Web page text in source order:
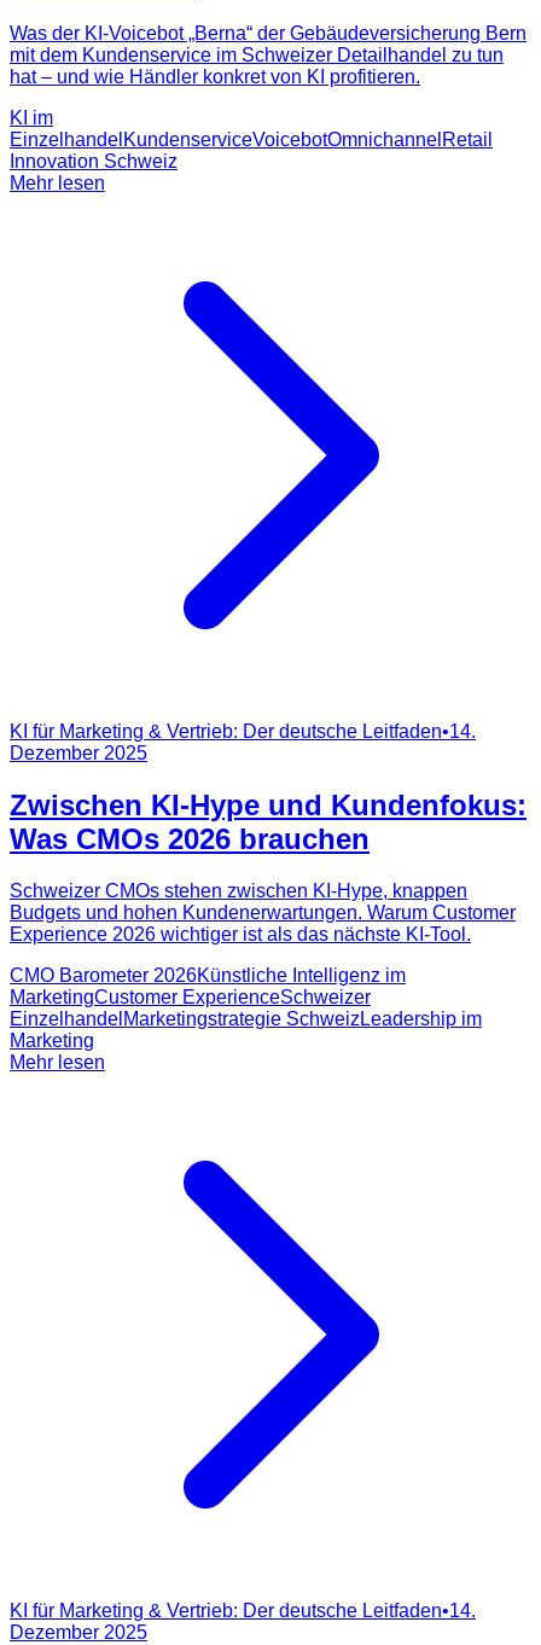
Was der KI-Voicebot „Berna“ der Gebäudeversicherung Bern
mit dem Kundenservice im Schweizer Detailhandel zu tun
hat – und wie Händler konkret von KI profitieren.
KI im
Einzelhandel KundenserviceVoicebotOmnichannel Retail
Innovation Schweiz
Mehr lesen
KI für Marketing & Vertrieb: Der deutsche Leitfaden•14.
Dezember 2025
Zwischen KI-Hype und Kundenfokus:
Was CMOs 2026 brauchen
Schweizer CMOs stehen zwischen KI-Hype, knappen
Budgets und hohen Kundenerwartungen. Warum Customer
Experience 2026 wichtiger ist als das nächste KI-Tool.
CMO Barometer 2026Künstliche Intelligenz im
MarketingCustomer ExperienceSchweizer
Einzelhandel Marketingstrategie Schweiz Leadership im
Marketing
Mehr lesen
KI für Marketing & Vertrieb: Der deutsche Leitfaden•14.
Dezember 2025